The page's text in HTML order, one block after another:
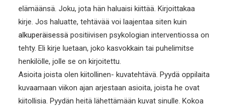
elämäänsä. Joku, jota hän haluaisi kiittää. Kirjoittakaa
kirje. Jos haluatte, tehtävää voi laajentaa siten kuin
alkuperäisessä positiivisen psykologian interventiossa on
tehty. Eli kirje luetaan, joko kasvokkain tai puhelimitse
henkilölle, jolle se on kirjoitettu.
Asioita joista olen kiitollinen- kuvatehtävä. Pyydä oppilaita
kuvaamaan viikon ajan arjestaan asioita, joista he ovat
kiitollisia. Pyydän heitä lähettämään kuvat sinulle. Kokoa